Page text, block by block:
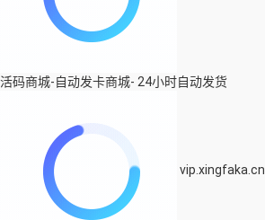
活码商城-自动发卡商城- 24小时自动发货
vip.xingfaka.cn